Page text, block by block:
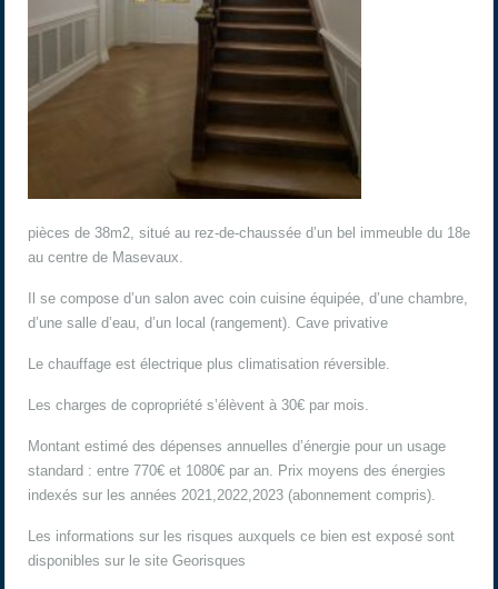
pièces de 38m2, situé au rez-de-chaussée d’un bel immeuble du 18e
au centre de Masevaux.
Il se compose d’un salon avec coin cuisine équipée, d’une chambre,
d’une salle d’eau, d’un local (rangement). Cave privative
Le chauffage est électrique plus climatisation réversible.
Les charges de copropriété s’élèvent à 30€ par mois.
Montant estimé des dépenses annuelles d’énergie pour un usage
standard : entre 770€ et 1080€ par an. Prix moyens des énergies
indexés sur les années 2021,2022,2023 (abonnement compris).
Les informations sur les risques auxquels ce bien est exposé sont
disponibles sur le site Georisques